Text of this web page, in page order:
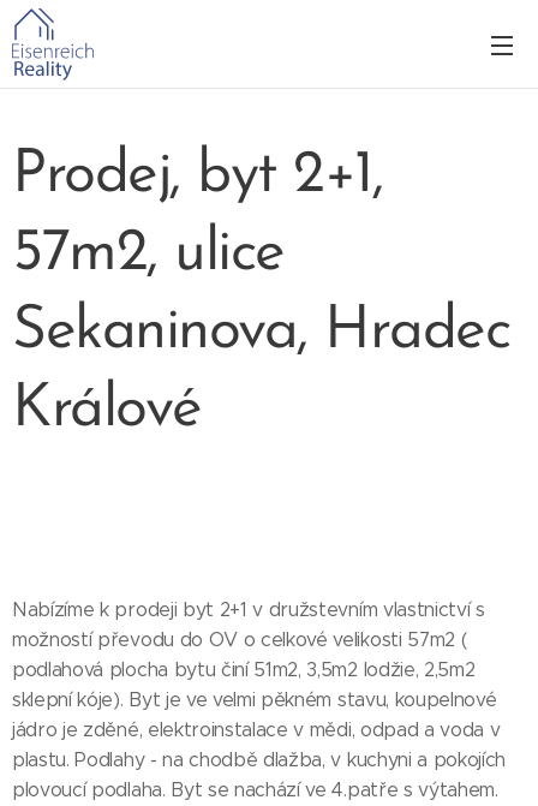
Prodej, byt 2+1,
57m2, ulice
Sekaninova, Hradec
Králové
Nabízíme k prodeji byt 2+1 v družstevním vlastnictví s
možností převodu do OV o celkové velikosti 57m2 (
podlahová plocha bytu činí 51m2, 3,5m2 lodžie, 2,5m2
sklepní kóje). Byt je ve velmi pěkném stavu, koupelnové
jádro je zděné, elektroinstalace v mědi, odpad a voda v
plastu. Podlahy - na chodbě dlažba, v kuchyni a pokojích
plovoucí podlaha. Byt se nachází ve 4.patře s výtahem.